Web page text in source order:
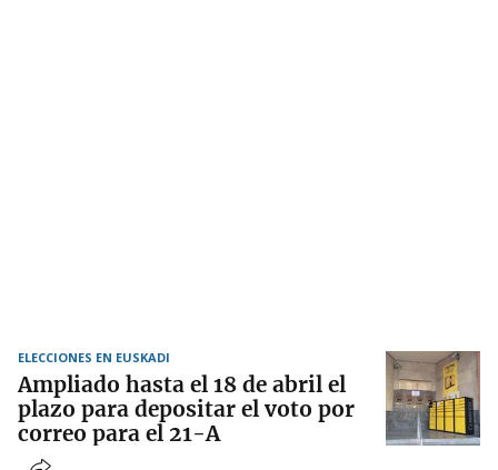
ELECCIONES EN EUSKADI
Ampliado hasta el 18 de abril el
plazo para depositar el voto por
correo para el 21-A